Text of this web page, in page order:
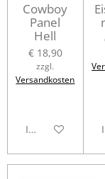
Cowboy
Panel
Hell
€ 18,90
zzgl.
Versandkosten
In den